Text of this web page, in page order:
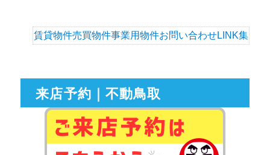
賃貸物件売買物件事業用物件お問い合わせLINK集
来店予約｜不動鳥取